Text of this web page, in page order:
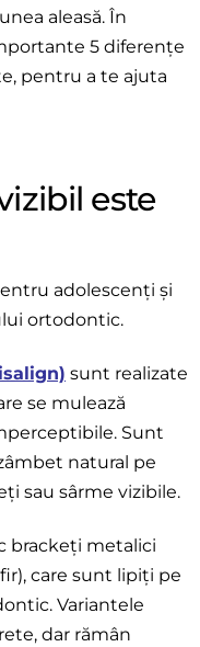
aleasă. În
5 diferențe
pentru a te ajuta
este
adolescenți și
ortodontic.
sunt realizate
se mulează
Sunt
natural pe
sau sârme vizibile.
brackeți metalici
care sunt lipiți pe
Variantele
dar rămân